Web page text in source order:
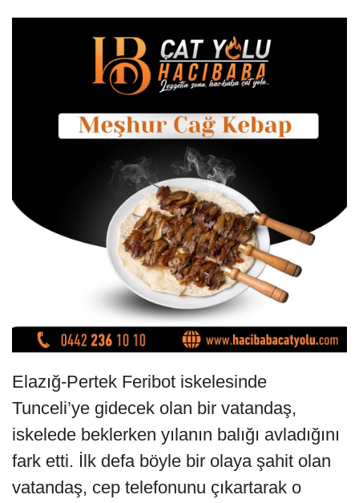
Elazığ-Pertek Feribot iskelesinde
Tunceli’ye gidecek olan bir vatandaş,
iskelede beklerken yılanın balığı avladığını
fark etti. İlk defa böyle bir olaya şahit olan
vatandaş, cep telefonunu çıkartarak o